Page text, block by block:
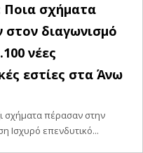
Ποια σχήματα
στον διαγωνισμό
νέες
εστίες στα Άνω
σχήματα πέρασαν στην
Ισχυρό επενδυτικό...
Online
Rights Reserved
Ειδησεις RSS